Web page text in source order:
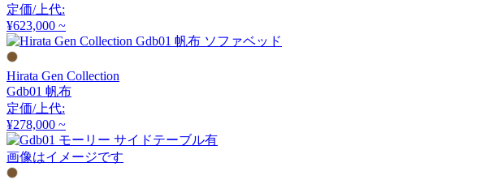
ARUNAi
Astep
アステップ
定価/上代:
¥623,000 ~
Hirata Gen Collection
Gdb01 帆布
定価/上代:
¥278,000 ~
画像はイメージです